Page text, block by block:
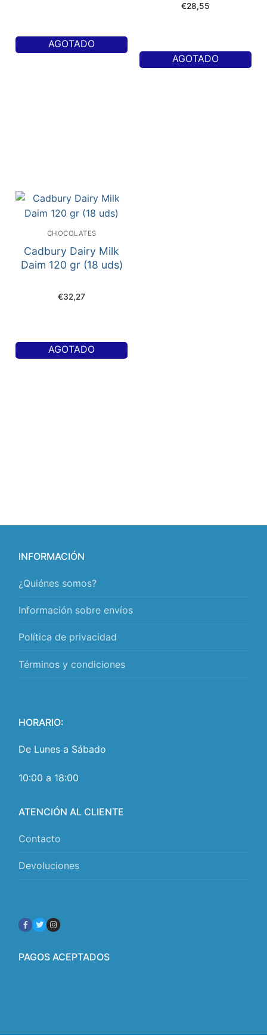
AGOTADO
€28,55
AGOTADO
CHOCOLATES
Cadbury Dairy Milk
Daim 120 gr (18 uds)
€32,27
AGOTADO
INFORMACIÓN
¿Quiénes somos?
Información sobre envíos
Política de privacidad
Términos y condiciones
HORARIO:
De Lunes a Sábado
10:00 a 18:00
ATENCIÓN AL CLIENTE
Contacto
Devoluciones
PAGOS ACEPTADOS